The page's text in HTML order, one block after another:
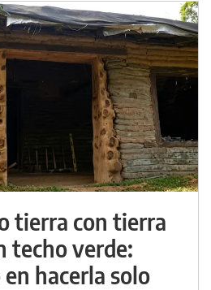
tierra con tierra
techo verde:
hacerla solo